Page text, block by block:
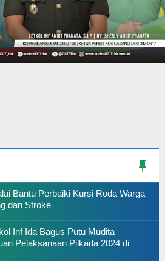
Bantu Perbaiki Kursi Roda Warga
dan Stroke
Inf Ida Bagus Putu Mudita
Pelaksanaan Pilkada 2024 di